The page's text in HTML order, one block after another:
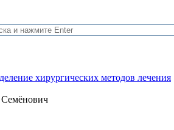
хирургических методов лечения